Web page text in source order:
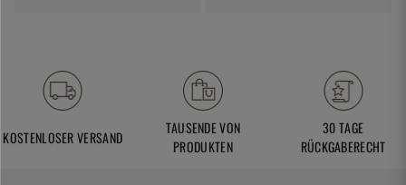
KOSTENLOSER VERSAND
TAUSENDE VON
PRODUKTEN
30 TAGE
RÜCKGABERECHT